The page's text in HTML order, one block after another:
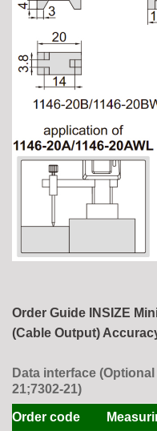
Order Guide INSIZE
(Cable Output)
Data interface
21;7302-21)
Order code